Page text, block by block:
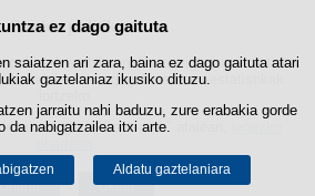
Cookie politika
ak erabiltzen ditu nabigazioa errazteko
ak erabilera- eta gogobetetasun-estatistikak
gure "Cookie-ak" atalean,
Onartu Ukatu
ez dago gaituta
saiatzen ari zara, baina ez dago gaituta atari
gaztelaniaz ikusiko dituzu.
jarraitu nahi baduzu, zure erabakia gorde
da nabigatzailea itxi arte.
Aldatu gaztelaniara
Edukira salto egin